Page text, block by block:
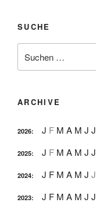
SUCHE
nach:
ARCHIVE
2026: J F M A M J J
2025: J F M A M J J
2024: J F M A M J J
2023: J F M A M J J